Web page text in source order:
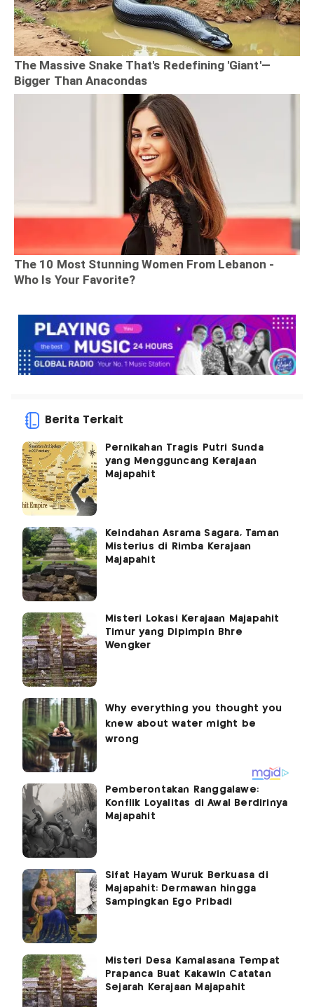
Berita Terkait
Pernikahan Tragis Putri Sunda
yang Mengguncang Kerajaan
Majapahit
Keindahan Asrama Sagara, Taman
Misterius di Rimba Kerajaan
Majapahit
Misteri Lokasi Kerajaan Majapahit
Timur yang Dipimpin Bhre
Wengker
Pemberontakan Ranggalawe:
Konflik Loyalitas di Awal Berdirinya
Majapahit
Sifat Hayam Wuruk Berkuasa di
Majapahit: Dermawan hingga
Sampingkan Ego Pribadi
Misteri Desa Kamalasana Tempat
Prapanca Buat Kakawin Catatan
Sejarah Kerajaan Majapahit